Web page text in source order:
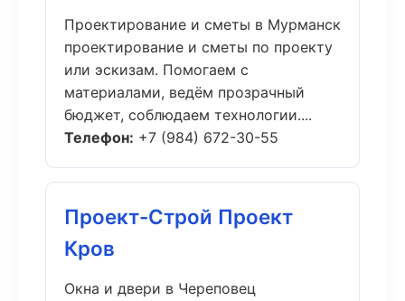
Проектирование и сметы в Мурманск
проектирование и сметы по проекту
или эскизам. Помогаем с
материалами, ведём прозрачный
бюджет, соблюдаем технологии....
Телефон: +7 (984) 672-30-55
Проект-Строй Проект
Кров
Окна и двери в Череповец